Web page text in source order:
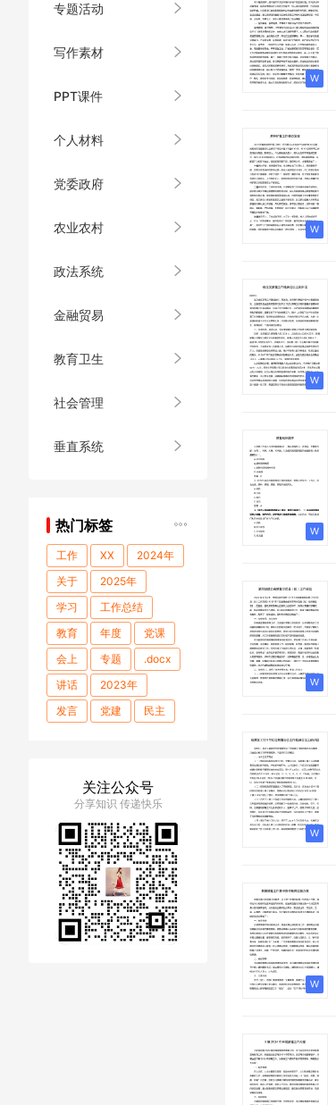
专题活动
写作素材
PPT课件
个人材料
党委政府
农业农村
政法系统
金融贸易
教育卫生
社会管理
垂直系统
热门标签
工作 XX
2024年
关于
2025年
学习
工作总结
教育
年度
党课
会上
专题
.docx
讲话
2023年
发言
党建
民主
记在
主题
材料
研讨
中心组
党委
2025
党的
市委
学习贯彻
讲稿
十届
2023
党建工作
党纪
关注公众号
分享知识 传递快乐